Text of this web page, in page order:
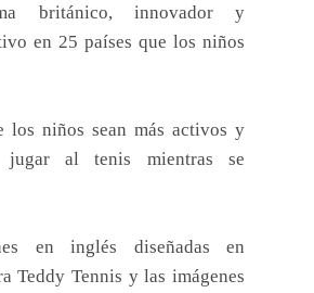
británico, innovador y
en 25 países que los niños
los niños sean más activos y
jugar al tenis mientras se
en inglés diseñadas en
Teddy Tennis y las imágenes